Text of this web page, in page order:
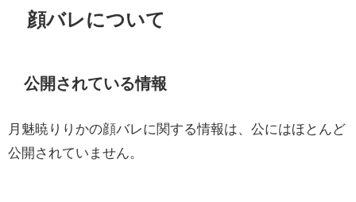
顔バレについて
公開されている情報
月魅暁りりかの顔バレに関する情報は、公にはほとんど
公開されていません。